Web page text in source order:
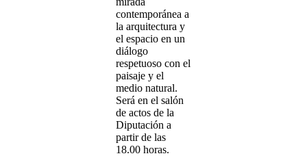
contemporánea a
la arquitectura y
el espacio en un
diálogo
respetuoso con el
paisaje y el
medio natural.
Será en el salón
de actos de la
Diputación a
partir de las
18.00 horas.